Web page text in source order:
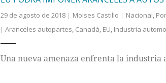
29 de agosto de 2018 Moises Castillo Nacional,
Aranceles autopartes, Canadá, EU, Industria
Una nueva amenaza enfrenta la industria